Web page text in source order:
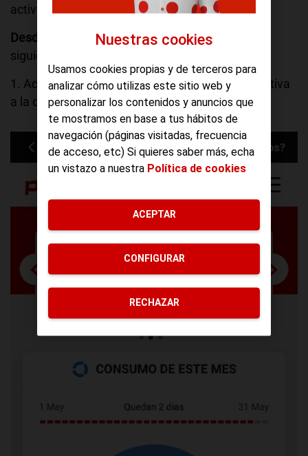
activación.
Desde tu Área de Cliente lo puedes solicitar
siguiendo estos sencillos pasos:
1. Accede aMi Pepephoney entra en la línea activa
a la que quieras añadirle una MultiSIM
Nuestras cookies
Usamos cookies propias y de terceros para
analizar cómo utilizas este sitio web y
personalizar los contenidos y anuncios que
te mostramos en base a tus hábitos de
navegación (páginas visitadas, frecuencia
de acceso, etc) Si quieres saber más, echa
un vistazo a nuestra Política de cookies
RECHAZAR
ACEPTAR
CONFIGURAR